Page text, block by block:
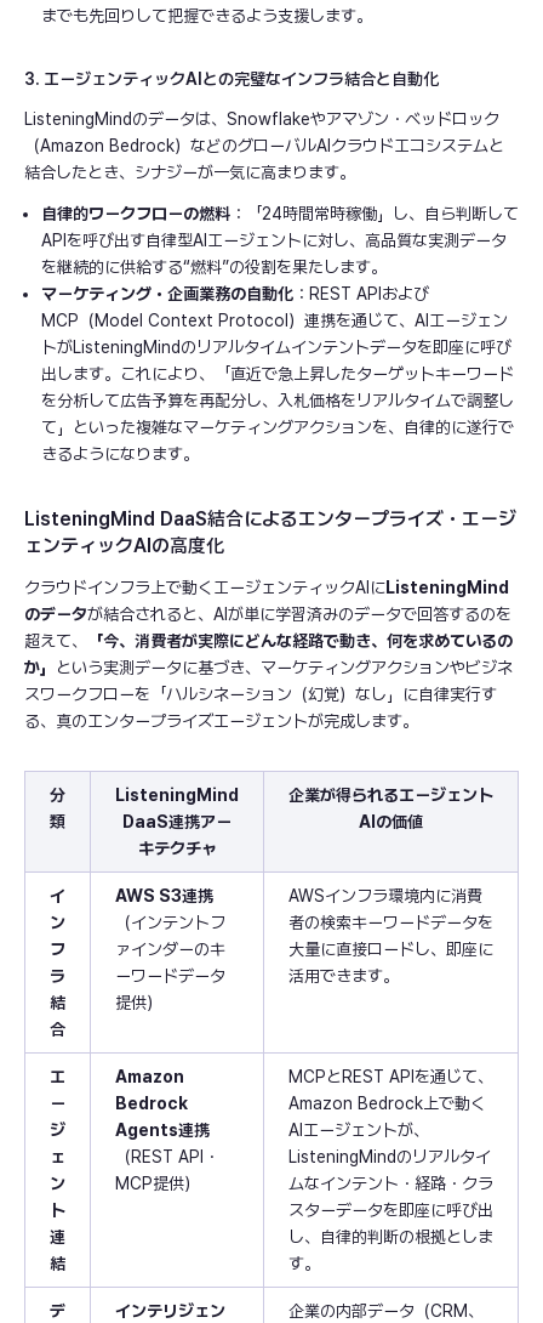
までも先回りして把握できるよう支援します。
3. エージェンティックAIとの完璧なインフラ結合と自動化
ListeningMindのデータは、Snowflakeやアマゾン・ベッドロック
（Amazon Bedrock）などのグローバルAIクラウドエコシステムと
結合したとき、シナジーが一気に高まります。
自律的ワークフローの燃料 ：「24時間常時稼働」し、自ら判断して
APIを呼び出す自律型AIエージェントに対し、高品質な実測データ
を継続的に供給する“燃料”の役割を果たします。
マーケティング・企画業務の自動化 ：REST APIおよび
MCP（Model Context Protocol）連携を通じて、AIエージェン
トがListeningMindのリアルタイムインテントデータを即座に呼び
出します。これにより、「直近で急上昇したターゲットキーワード
を分析して広告予算を再配分し、入札価格をリアルタイムで調整し
て」といった複雑なマーケティングアクションを、自律的に遂行で
きるようになります。
ListeningMind DaaS結合によるエンタープライズ・エージ
ェンティックAIの高度化
クラウドインフラ上で動くエージェンティックAIにListeningMind
のデータが結合されると、AIが単に学習済みのデータで回答するのを
超えて、
「今、消費者が実際にどんな経路で動き、何を求めているの
か」
という実測データに基づき、マーケティングアクションやビジネ
スワークフローを「ハルシネーション（幻覚）なし」に自律実行す
る、真のエンタープライズエージェントが完成します。
分
類
ListeningMind
DaaS連携アー
キテクチャ
企業が得られるエージェント
AIの価値
イ
ン
フ
ラ
結
合
AWS S3連携
（インテントフ
ァインダーのキ
ーワードデータ
提供）
AWSインフラ環境内に消費
者の検索キーワードデータを
大量に直接ロードし、即座に
活用できます。
エ
ー
ジ
ェ
ン
ト
連
結
Amazon
Bedrock
Agents連携
（REST API・
MCP提供）
MCPとREST APIを通じて、
Amazon Bedrock上で動く
AIエージェントが、
ListeningMindのリアルタイ
ムなインテント・経路・クラ
スターデータを即座に呼び出
し、自律的判断の根拠としま
す。
デ
インテリジェン
企業の内部データ（CRM、